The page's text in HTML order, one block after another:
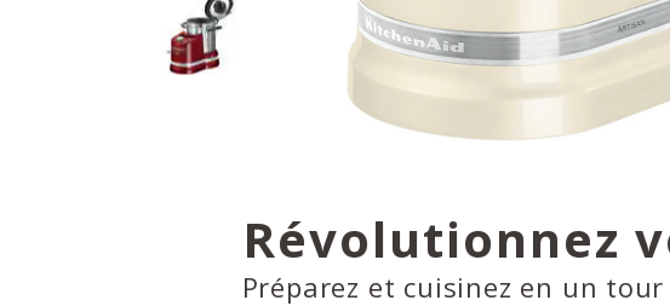
Révolutionnez
Préparez et cuisinez en un